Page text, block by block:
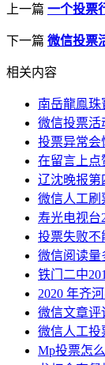
上一篇 一个投票
下一篇 微信投票
相关内容
南岳龍鳯
微信投票活
投票异常会
在留言上点
辽沈晚报第
微信人工刷
寿光电视台
投票失败不
微信阅读量
铁门二中
2020 年齐
微信文章评
微信人工投
Mp投票怎